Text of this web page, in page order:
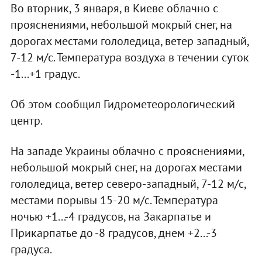
Во вторник, 3 января, в Киеве облачно с
прояснениями, небольшой мокрый снег, на
дорогах местами гололедица, ветер западный,
7-12 м/с. Температура воздуха в течении суток
-1...+1 градус.
Об этом сообщил Гидрометеорологический
центр.
На западе Украины облачно с прояснениями,
небольшой мокрый снег, на дорогах местами
гололедица, ветер северо-западный, 7-12 м/с,
местами порывы 15-20 м/с. Температура
ночью +1...-4 градусов, на Закарпатье и
Прикарпатье до -8 градусов, днем +2...-3
градуса.